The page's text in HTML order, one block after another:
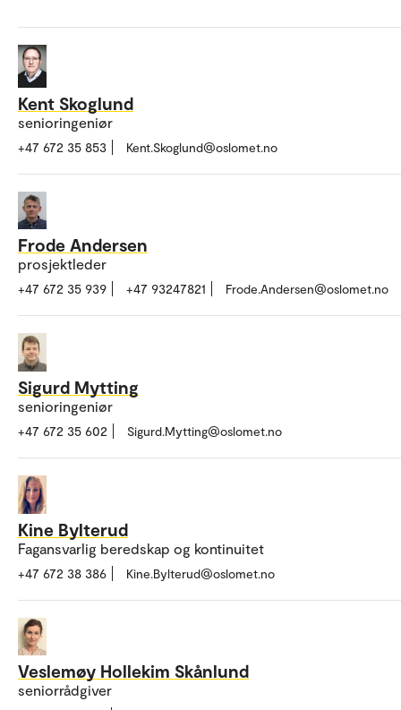
Kent Skoglund
senioringeniør
+47 672 35 853 Kent.Skoglund@oslomet.no
Frode Andersen
prosjektleder
+47 672 35 939 +47 93247821 Frode.Andersen@oslomet.no
Sigurd Mytting
senioringeniør
+47 672 35 602 Sigurd.Mytting@oslomet.no
Kine Bylterud
Fagansvarlig beredskap og kontinuitet
+47 672 38 386 Kine.Bylterud@oslomet.no
Veslemøy Hollekim Skånlund
seniorrådgiver